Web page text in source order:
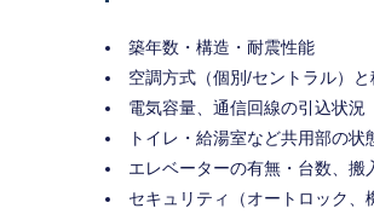
築年数・構造・耐震性能
空調方式（個別/セントラル）
電気容量、通信回線の引込状況
トイレ・給湯室など共用部の状
エレベーターの有無・台数、搬
セキュリティ（オートロック、